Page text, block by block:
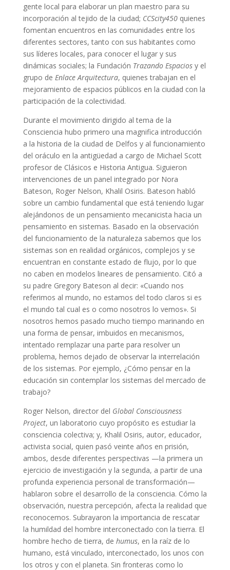
gente local para elaborar un plan maestro para su
incorporación al tejido de la ciudad; CCScity450quienes
fomentan encuentros en las comunidades entre los
diferentes sectores, tanto con sus habitantes como
sus líderes locales, para conocer el lugar y sus
dinámicas sociales; la Fundación Trazando Espaciosy el
grupo de Enlace Arquitectura, quienes trabajan en el
mejoramiento de espacios públicos en la ciudad con la
participación de la colectividad.
Durante el movimiento dirigido al tema de la
Consciencia hubo primero una magnifica introducción
a la historia de la ciudad de Delfos y al funcionamiento
del oráculo en la antigüedad a cargo de Michael Scott
profesor de Clásicos e Historia Antigua. Siguieron
intervenciones de un panel integrado por Nora
Bateson, Roger Nelson, Khalil Osiris. Bateson habló
sobre un cambio fundamental que está teniendo lugar
alejándonos de un pensamiento mecanicista hacia un
pensamiento en sistemas. Basado en la observación
del funcionamiento de la naturaleza sabemos que los
sistemas son en realidad orgánicos, complejos y se
encuentran en constante estado de flujo, por lo que
no caben en modelos lineares de pensamiento. Citó a
su padre Gregory Bateson al decir: «Cuando nos
referimos al mundo, no estamos del todo claros si es
el mundo tal cual es o como nosotros lo vemos». Si
nosotros hemos pasado mucho tiempo marinando en
una forma de pensar, imbuidos en mecanismos,
intentado remplazar una parte para resolver un
problema, hemos dejado de observar la interrelación
de los sistemas. Por ejemplo, ¿Cómo pensar en la
educación sin contemplar los sistemas del mercado de
trabajo?
Roger Nelson, director del Global Consciousness
Project, un laboratorio cuyo propósito es estudiar la
consciencia colectiva; y, Khalil Osiris, autor, educador,
activista social, quien pasó veinte años en prisión,
ambos, desde diferentes perspectivas —la primera un
ejercicio de investigación y la segunda, a partir de una
profunda experiencia personal de transformación—
hablaron sobre el desarrollo de la consciencia. Cómo la
observación, nuestra percepción, afecta la realidad que
reconocemos. Subrayaron la importancia de rescatar
la humildad del hombre interconectado con la tierra. El
hombre hecho de tierra, de humus, en la raíz de lo
humano, está vinculado, interconectado, los unos con
los otros y con el planeta. Sin fronteras como lo